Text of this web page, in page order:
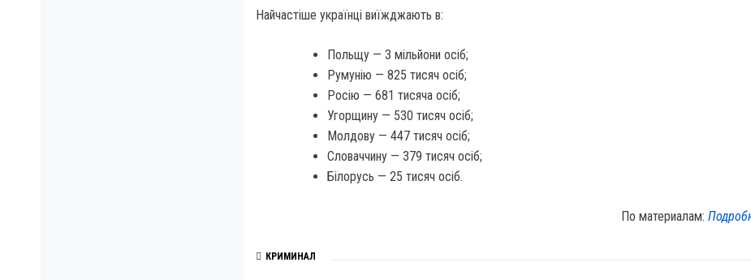
Найчастіше українці виїжджають в:
Польщу — 3 мільйони осіб;
Румунію — 825 тисяч осіб;
Росію — 681 тисяча осіб;
Угорщину — 530 тисяч осіб;
Молдову — 447 тисяч осіб;
Словаччину — 379 тисяч осіб;
Білорусь — 25 тисяч осіб.
По материалам:
КРИМИНАЛ